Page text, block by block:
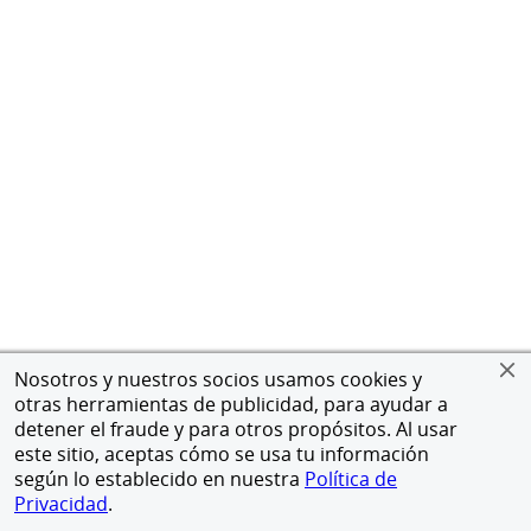
Nosotros y nuestros socios usamos cookies y
otras herramientas de publicidad, para ayudar a
detener el fraude y para otros propósitos. Al usar
este sitio, aceptas cómo se usa tu información
según lo establecido en nuestra Política de
Privacidad.